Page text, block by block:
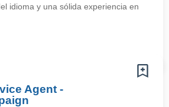
idioma y una sólida experiencia en
Agent -